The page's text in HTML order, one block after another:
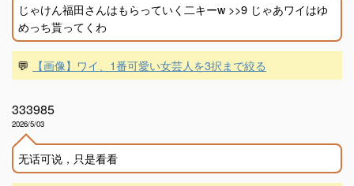
じゃけん福田さんはもらっていく二キーw >>9 じゃあワイはゆ
めっち貰ってくわ
💬 【画像】ワイ、1番可愛い女芸人を3択まで絞る
333985
2026/5/03
无话可说，只是看看